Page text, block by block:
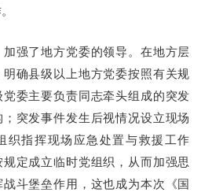
加强了地方党委的领导。在地方层
确县级以上地方党委按照有关规
委主要负责同志牵头组成的突发
突发事件发生后视情况设立现场
织指挥现场应急处置与救援工作
定成立临时党组织，从而加强思
斗堡垒作用，这也成为本次《国